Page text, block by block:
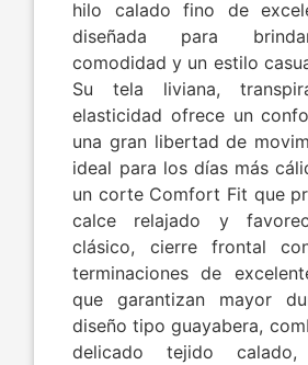
hilo calado fino de
diseñada para
comodidad y un estilo
Su tela liviana,
elasticidad ofrece un
una gran libertad de
ideal para los días más
un corte Comfort Fit que
calce relajado y
clásico, cierre frontal
terminaciones de
que garantizan mayor
diseño tipo guayabera,
delicado tejido